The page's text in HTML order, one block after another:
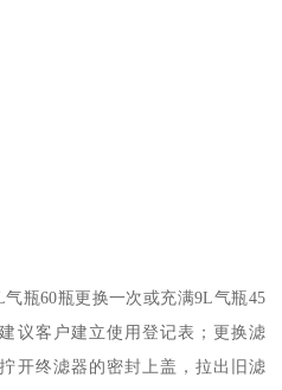
瓶60瓶更换一次或充满9L气瓶45
议客户建立使用登记表；更换滤
开终滤器的密封上盖，拉出旧滤